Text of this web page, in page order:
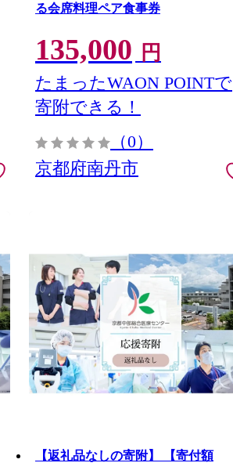
る会席料理ペア食事券
135,000 円
たまったWAON POINTで
寄附できる！
（0）
京都府南丹市
【返礼品なしの寄附】 【寄付額